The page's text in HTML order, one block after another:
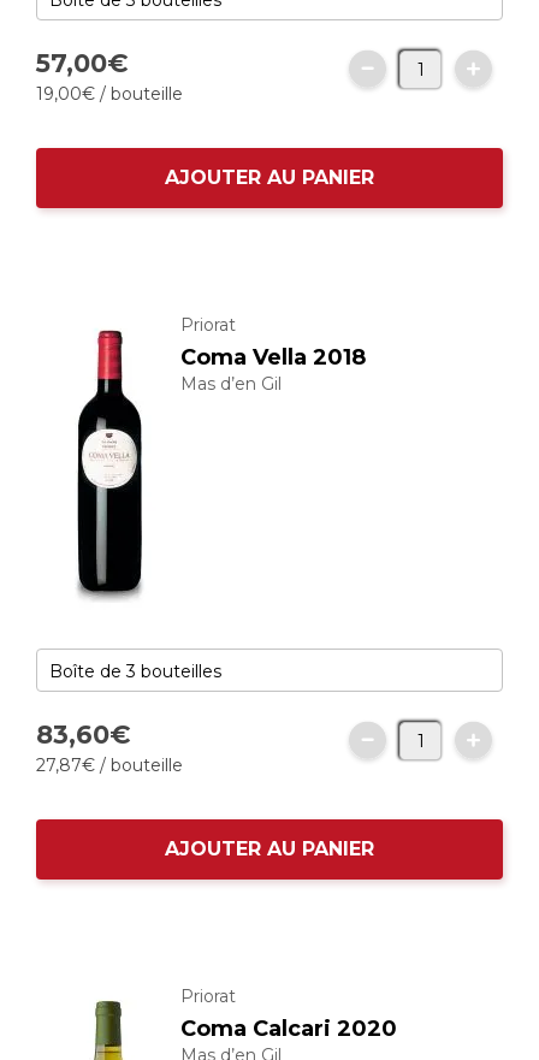
57,00€
19,00€ / bouteille
AJOUTER AU PANIER
Priorat
Coma Vella 2018
Mas d’en Gil
83,60€
27,87€ / bouteille
AJOUTER AU PANIER
Priorat
Coma Calcari 2020
Mas d’en Gil